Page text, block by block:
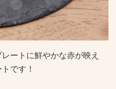
ートに鮮やかな赤が映え
です！